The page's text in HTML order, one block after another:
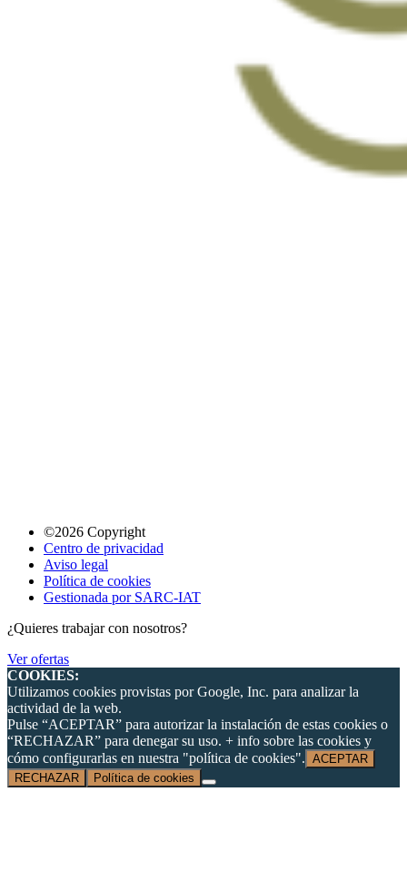
©2026 Copyright
Centro de privacidad
Aviso legal
Política de cookies
Gestionada por SARC-IAT
¿Quieres trabajar con nosotros?
Ver ofertas
COOKIES:
Utilizamos cookies provistas por Google, Inc. para analizar la
actividad de la web.
Pulse “ACEPTAR” para autorizar la instalación de estas cookies o
“RECHAZAR” para denegar su uso. + info sobre las cookies y
cómo configurarlas en nuestra "política de cookies". ACEPTAR
RECHAZAR
Política de cookies